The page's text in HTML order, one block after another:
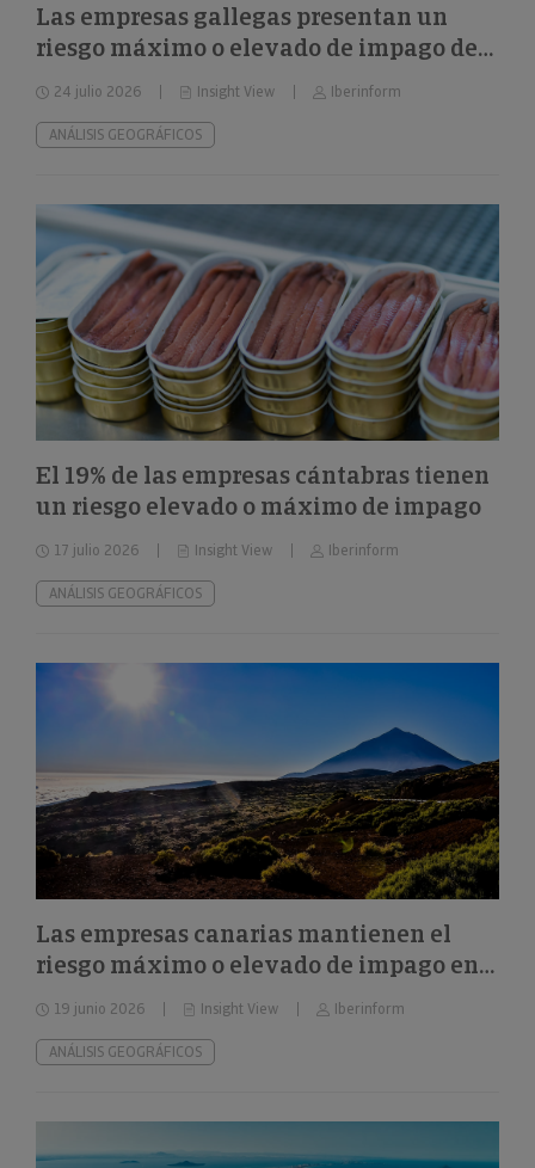
Las empresas gallegas presentan un
riesgo máximo o elevado de impago del
24%
24 julio 2026 Insight View Iberinform
ANÁLISIS GEOGRÁFICOS
El 19% de las empresas cántabras tienen
un riesgo elevado o máximo de impago
17 julio 2026 Insight View Iberinform
ANÁLISIS GEOGRÁFICOS
Las empresas canarias mantienen el
riesgo máximo o elevado de impago en
el 32%
19 junio 2026 Insight View Iberinform
ANÁLISIS GEOGRÁFICOS